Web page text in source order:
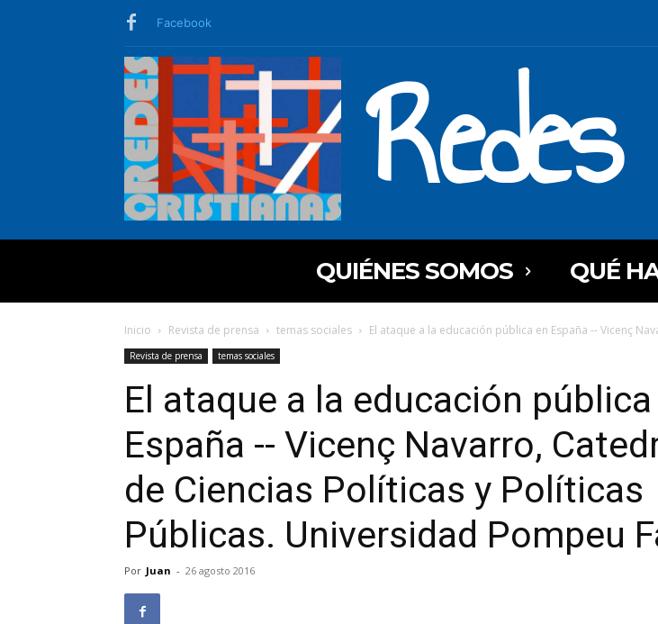
Facebook
QUIÉNES SOMOS QUÉ
Inicio Revista de prensa temas sociales El ataque a la educación pública en España -- Vicenç
Revista de prensa temas sociales
El ataque a la educación pública
España -- Vicenç Navarro,
de Ciencias Políticas y Políticas
Públicas. Universidad Pompeu
Por Juan - 26 agosto 2016